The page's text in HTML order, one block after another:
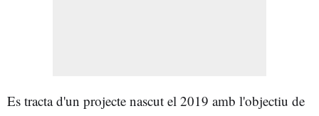
Es tracta d'un projecte nascut el 2019 amb l'objectiu de